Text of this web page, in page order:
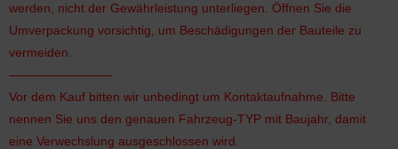
werden, nicht der Gewährleistung unterliegen. Öffnen Sie die
Umverpackung vorsichtig, um Beschädigungen der Bauteile zu
vermeiden.
————————-
Vor dem Kauf bitten wir unbedingt um Kontaktaufnahme. Bitte
nennen Sie uns den genauen Fahrzeug-TYP mit Baujahr, damit
eine Verwechslung ausgeschlossen wird.